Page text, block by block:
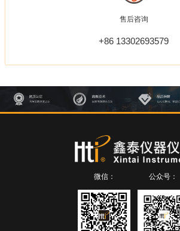
售后咨询
+86 13302693579
微信： 公众号：